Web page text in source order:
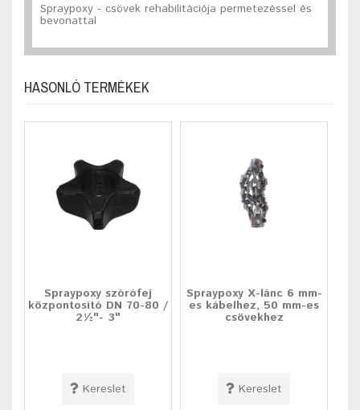
Spraypoxy - csövek rehabilitációja permetezéssel és
bevonattal
HASONLÓ TERMÉKEK
Spraypoxy szórófej
központosító DN 70-80 /
2½"- 3"
Kereslet
Spraypoxy X-lánc 6 mm-
es kábelhez, 50 mm-es
csövekhez
Kereslet